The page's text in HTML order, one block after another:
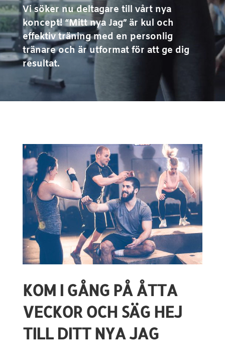
Vi söker nu deltagare till vårt nya
koncept! “Mitt nya Jag” är kul och
effektiv träning med en personlig
tränare och är utformat för att ge dig
resultat.
KOM I GÅNG PÅ ÅTTA
VECKOR OCH SÄG HEJ
TILL DITT NYA JAG